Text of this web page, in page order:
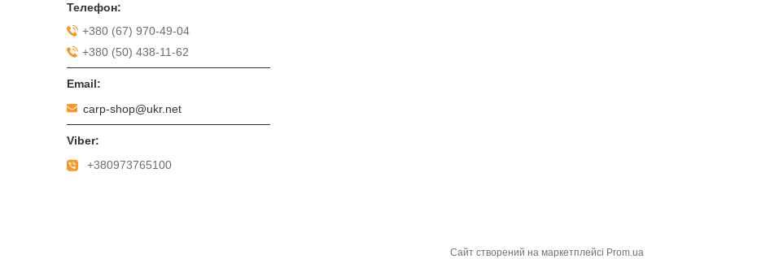
+380 (67) 970-49-04
+380 (50) 438-11-62
carp-shop@ukr.net
+380973765100
Сайт створений на маркетплейсі Prom.ua